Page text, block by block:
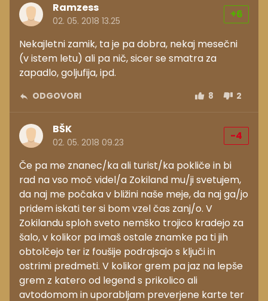
Ramzess
02. 05. 2018 13.25
+6
Nekajletni zamik, ta je pa dobra, nekaj mesečni
(v istem letu) ali pa nič, sicer se smatra za
zapadlo, goljufija, ipd.
ODGOVORI 8 2
BŠK
02. 05. 2018 09.23
-4
Če pa me znanec/ka ali turist/ka pokliče in bi
rad na vso moč videl/a Zokiland mu/ji svetujem,
da naj me počaka v bližini naše meje, da naj ga/jo
pridem iskati ter si bom vzel čas zanj/o. V
Zokilandu sploh sveto nemško trojico kradejo za
šalo, v kolikor pa imaš ostale znamke pa ti jih
obtolčejo ter iz foušije podrajsajo s ključi in
ostrimi predmeti. V kolikor grem pa jaz na lepše
grem z katero od legend s prikolico ali
avtodomom in uporabljam preverjene karte ter